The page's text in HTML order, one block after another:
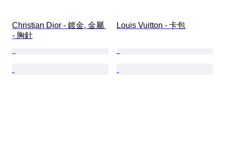
Christian Dior - 鍍金, 金屬
- 胸針
Louis Vuitton - 卡包